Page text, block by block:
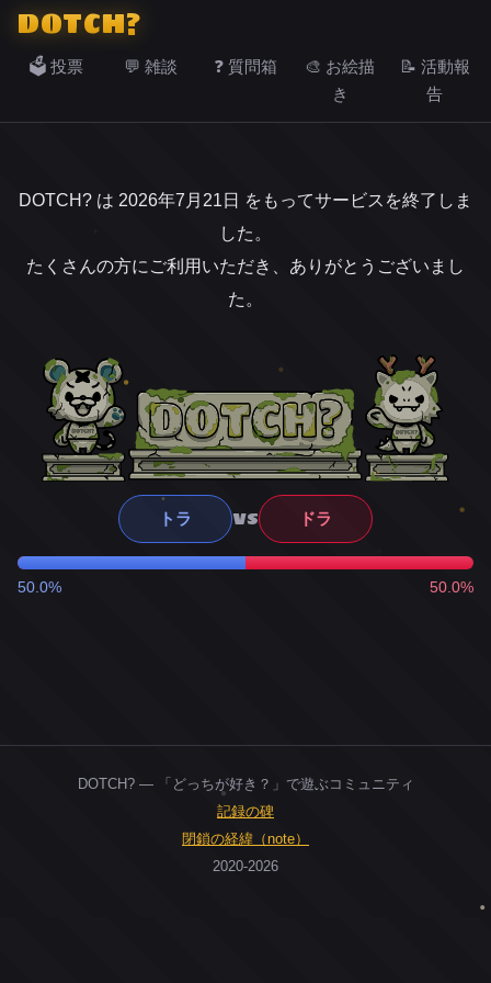
DOTCH?
🗳️ 投票 💬 雑談 ❓ 質問箱
🎨 お絵描
き
📝 活動報
告
DOTCH? は 2026年7月21日 をもってサービスを終了しま
した。
たくさんの方にご利用いただき、ありがとうございまし
た。
トラ VS ドラ
50.0% 50.0%
DOTCH? — 「どっちが好き？」で遊ぶコミュニティ
記録の碑
閉鎖の経緯（note）
2020-2026